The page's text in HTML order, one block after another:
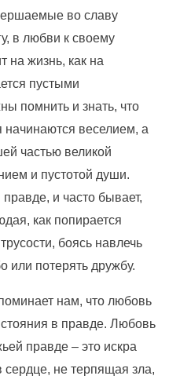
во славу
в любви к своему
на жизнь, как на
пустыми
помнить и знать, что
начинаются веселием, а
частью великой
и пустотой души.
и часто бывает,
как попирается
боясь навлечь
или потерять дружбу.
нам, что любовь
в правде. Любовь
правде – это искра
сердце, не терпящая зла,